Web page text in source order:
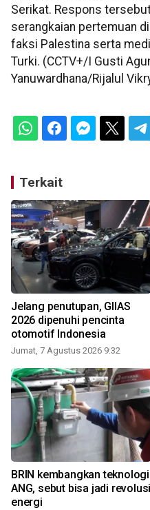
Serikat. Respons
serangkaian pertemuan
faksi Palestina serta
Turki. (CCTV+/I Gusti
Yanuwardhana/Rijalul
Terkait
Jelang penutupan, GIIAS
2026 dipenuhi pencinta
otomotif Indonesia
Jumat, 7 Agustus 2026 9:32
BRIN kembangkan teknologi
ANG, sebut bisa jadi revolusi
energi